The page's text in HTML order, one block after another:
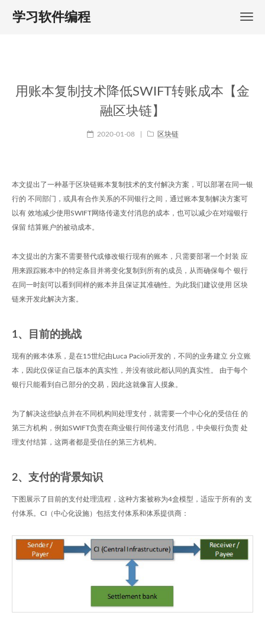
学习软件编程
用账本复制技术降低SWIFT转账成本【金
融区块链】
2020-01-08 区块链
本文提出了一种基于区块链账本复制技术的支付解决方案，可以部署在同一银
行的 不同部门，或具有合作关系的不同银行之间，通过账本复制解决方案可
以有 效地减少使用SWIFT网络传递支付消息的成本，也可以减少在对端银行
保留 结算账户的被动成本。
本文提出的方案不需要替代或修改银行现有的账本，只需要部署一个封装 应
用来跟踪账本中的特定条目并将变化复制到所有的成员，从而确保每个 银行
在同一时刻可以看到同样的账本并且保证其准确性。为此我们建议使用 区块
链来开发此解决方案。
1、目前的挑战
现有的账本体系，是在15世纪由Luca Pacioli开发的，不同的业务建立 分立账
本，因此仅保证自己版本的真实性，并没有彼此都认同的真实性。 由于每个
银行只能看到自己部分的交易，因此这就像盲人摸象。
为了解决这些缺点并在不同机构间处理支付，就需要一个中心化的受信任 的
第三方机构，例如SWIFT负责在商业银行间传递支付消息，中央银行负责 处
理支付结算，这两者都是受信任的第三方机构。
2、支付的背景知识
下图展示了目前的支付处理流程，这种方案被称为4盒模型，适应于所有的 支
付体系。CI（中心化设施）包括支付体系和体系提供商：